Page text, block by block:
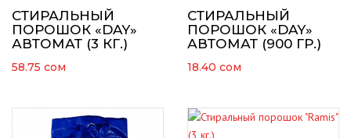
СТИРАЛЬНЫЙ
ПОРОШОК «DAY»
АВТОМАТ (3 КГ.)
58.75 сом
СТИРАЛЬНЫЙ
ПОРОШОК «DAY»
АВТОМАТ (900 ГР.)
18.40 сом